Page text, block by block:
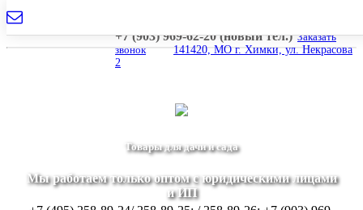
mail@gardentools.ru
+7 (903) 969-62-20 (новый тел.) Заказать
звонок
141420, МО г. Химки, ул. Некрасова
2
Товары для дачи и сада
Мы работаем только оптом с юридическими лицами
и ИП